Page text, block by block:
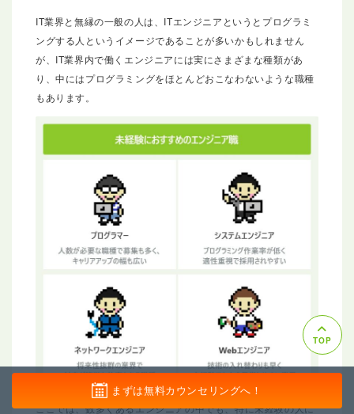
IT業界と無縁の一般の人は、ITエンジニアというとプログラミ
ングする人というイメージであることが多いかもしれません
が、IT業界内で働くエンジニアには実にさまざまな種類があ
り、中にはプログラミングをほとんどおこなわないような職種
もあります。
ここでは、数多くあるエンジニアの中でも、特に未経験の人に
TOP
まずは無料カウンセリングへ！